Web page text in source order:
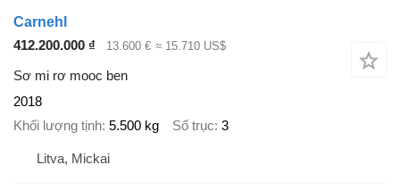
Carnehl
412.200.000 ₫
13.600 € ≈ 15.710 US$
Sơ mi rơ mooc ben
2018
Khối lượng tịnh 5.500 kg Số trục 3
Litva, Mickai